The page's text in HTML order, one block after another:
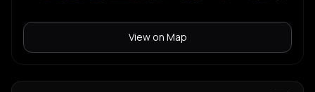
View on Map